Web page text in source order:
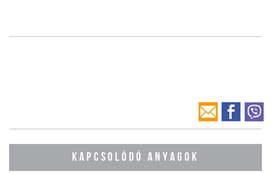
KAPCSOLÓDÓ ANYAGOK